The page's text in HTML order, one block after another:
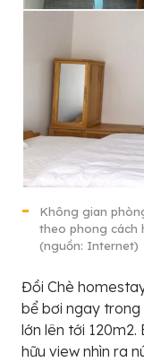
Không gian
theo phong cách
(nguồn: Internet)
Đồi Chè
bể bơi ngay trong
lớn lên tới
hữu view nhìn ra